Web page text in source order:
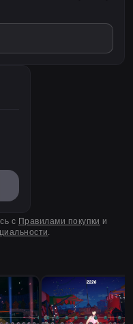
стремящимся
игра обещает
острые ощущения от
амбициях, дружбе и
с Правилами покупки и
.